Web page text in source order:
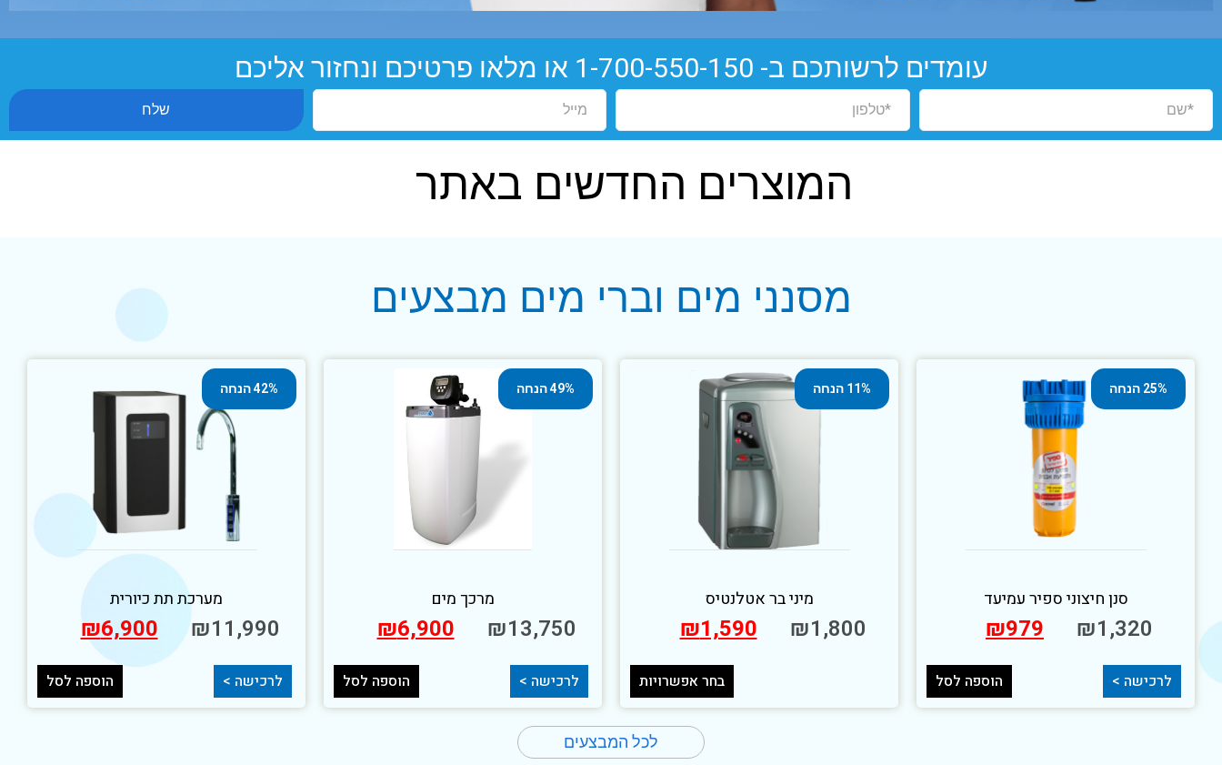
עומדים לרשותכם ב- 1-700-550-150 או מלאו פרטיכם ונחזור אליכם
שלח
המוצרים החדשים באתר
מסנני מים וברי מים מבצעים
25% הנחה
סנן חיצוני ספיר עמיעד
₪1,320
₪979
הוספה לסל לרכישה >
11% הנחה
מיני בר אטלנטיס
₪1,800
₪1,590
בחר אפשרויות
49% הנחה
מרכך מים
₪13,750
₪6,900
הוספה לסל לרכישה >
42% הנחה
מערכת תת כיורית
₪11,990
₪6,900
הוספה לסל לרכישה >
לכל המבצעים